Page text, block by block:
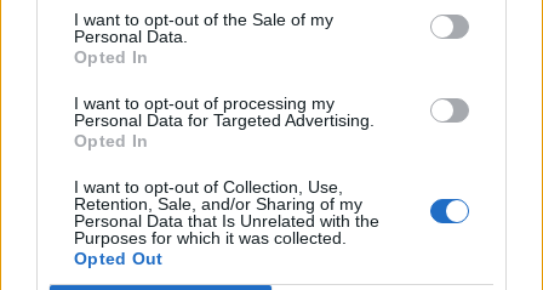
I want to opt-out of the Sale of my
Personal Data.
Opted In
I want to opt-out of processing my
Personal Data for Targeted Advertising.
Opted In
I want to opt-out of Collection, Use,
Retention, Sale, and/or Sharing of my
Personal Data that Is Unrelated with the
Purposes for which it was collected.
Opted Out
Θέσεις εργασίας
Θέσεις Εργασίας ανά Ειδικότητα
Θέσεις Εργασίας ανά Εταιρεία
Κέντρο Βοήθειας